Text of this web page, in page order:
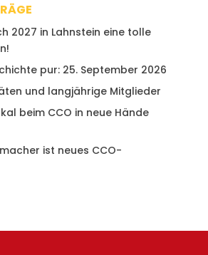
2027 in Lahnstein eine tolle
pur: 25. September 2026
und langjährige Mitglieder
beim CCO in neue Hände
ist neues CCO-